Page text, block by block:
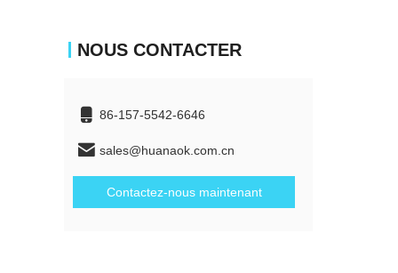
NOUS CONTACTER
86-157-5542-6646
sales@huanaok.com.cn
Contactez-nous maintenant